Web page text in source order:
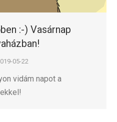
:-) Vasárnap
05-22
vidám napot a